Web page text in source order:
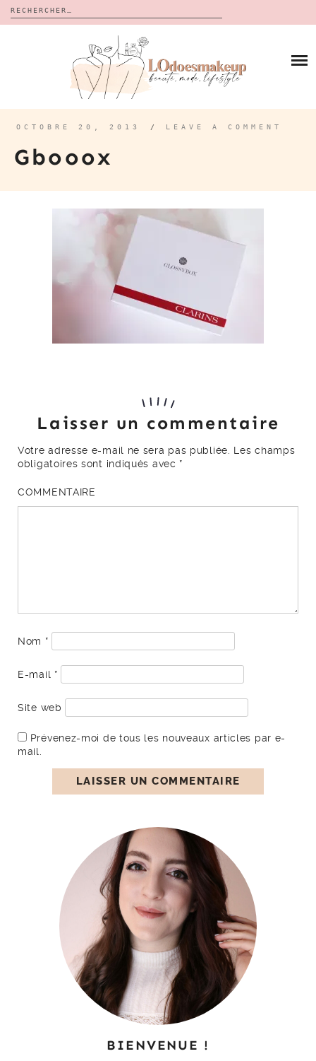
Rechercher :
CALENDRIERS DE L’AVENT
BON PLAN
À PROPOS
CONTACT
OCTOBRE 20, 2013 / LEAVE A COMMENT
Gbooox
Laisser un commentaire
Votre adresse e-mail ne sera pas publiée.
Les champs
obligatoires sont indiqués avec *
COMMENTAIRE
Nom *
E-mail *
Site web
Prévenez-moi de tous les nouveaux articles par e-
mail.
BIENVENUE !